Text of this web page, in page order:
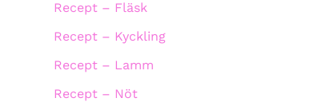
Recept – Fläsk
Recept – Kyckling
Recept – Lamm
Recept – Nöt